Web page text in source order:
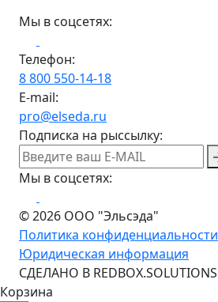
Мы в соцсетях:
Телефон:
8 800 550-14-18
E-mail:
pro@elseda.ru
Подписка на рыссылку:
Мы в соцсетях:
© 2026 ООО "Эльсэда"
Политика конфиденциальности
Юридическая информация
CДЕЛАНО В REDBOX.SOLUTIONS
Корзина